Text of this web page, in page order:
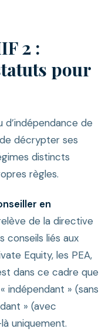
2 :
pour
d’indépendance de
décrypter ses
distincts
règles.
en
de la directive
conseils liés aux
Equity, les PEA,
dans ce cadre que
indépendant » (sans
» (avec
uniquement.